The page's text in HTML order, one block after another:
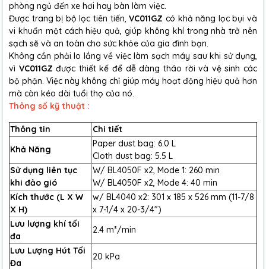
phòng ngủ đến xe hơi hay bàn làm việc.
Được trang bị bộ lọc tiên tiến,VC011GZ có khả năng lọc bụi và
vi khuẩn một cách hiệu quả, giúp không khí trong nhà trở nên
sạch sẽ và an toàn cho sức khỏe của gia đình bạn.
Không cần phải lo lắng về việc làm sạch máy sau khi sử dụng,
vì VC011GZ được thiết kế để dễ dàng tháo rời và vệ sinh các
bộ phận. Việc này không chỉ giúp máy hoạt động hiệu quả hơn
mà còn kéo dài tuổi thọ của nó.
Thông số kỹ thuật :
Thông tin
Chi tiết
Khả Năng
Paper dust bag: 6.0 L
Cloth dust bag: 5.5 L
Sử dụng liên tục
khi đảo gió
W/ BL4050F x2, Mode 1: 260 min
W/ BL4050F x2, Mode 4: 40 min
Kích thước (L X W
X H)
w/ BL4040 x2: 301 x 185 x 526 mm (11-7/8
x 7-1/4 x 20-3/4″)
Lưu lượng khí tối
đa
2.4 m³/min
Lưu Lượng Hút Tối
Đa
20 kPa